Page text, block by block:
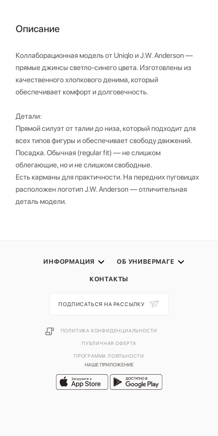
Описание
Коллаборационная модель от Uniqlo и J.W. Anderson —
прямые джинсы светло-синего цвета. Изготовлены из
качественного хлопкового денима, который
обеспечивает комфорт и долговечность.
Детали:
Прямой силуэт от талии до низа, который подходит для
всех типов фигуры и обеспечивает свободу движений.
Посадка. Обычная (regular fit) — не слишком
облегающие, но и не слишком свободные.
Есть карманы для практичности. На передних пуговицах
расположен логотип J.W. Anderson — отличительная
деталь модели.
ИНФОРМАЦИЯ ОБ УНИВЕРМАГЕ
КОНТАКТЫ
НАШЕ ПРИЛОЖЕНИЕ
ПОДПИСАТЬСЯ НА РАССЫЛКУ
ПОЛИТИКА КОНФИДЕНЦИАЛЬНОСТИ
ПУБЛИЧНАЯ ОФЕРТА
ПРОГРАММА ЛОЯЛЬНОСТИ